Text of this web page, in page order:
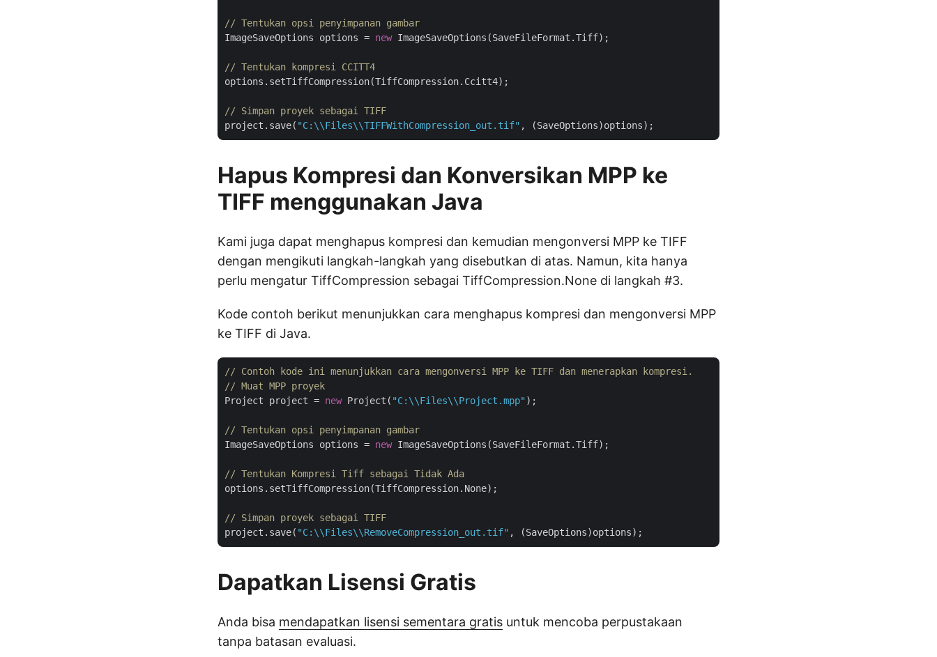
// Tentukan opsi penyimpanan gambar
ImageSaveOptions options = new ImageSaveOptions(SaveFileFormat.Tiff);
// Tentukan kompresi CCITT4
options.setTiffCompression(TiffCompression.Ccitt4);
// Simpan proyek sebagai TIFF
project.save( "C:\\Files\\TIFFWithCompression_out.tif"
Hapus Kompresi dan Konversikan MPP ke
TIFF menggunakan Java
Kami juga dapat menghapus kompresi dan kemudian mengonversi MPP ke TIFF
dengan mengikuti langkah-langkah yang disebutkan di atas. Namun, kita hanya
perlu mengatur TiffCompression sebagai TiffCompression.None di langkah #3.
Kode contoh berikut menunjukkan cara menghapus kompresi dan mengonversi MPP
ke TIFF di Java.
// Contoh kode ini menunjukkan cara mengonversi MPP ke TIFF dan menerapkan kompresi.
// Muat MPP proyek
Project project = new Project( "C:\\Files\\Project.mpp" );
// Tentukan opsi penyimpanan gambar
ImageSaveOptions options = new ImageSaveOptions(SaveFileFormat.Tiff);
// Tentukan Kompresi Tiff sebagai Tidak Ada
options.setTiffCompression(TiffCompression.None);
// Simpan proyek sebagai TIFF
project.save( "C:\\Files\\RemoveCompression_out.tif"
Dapatkan Lisensi Gratis
Anda bisa mendapatkan lisensi sementara gratis untuk mencoba perpustakaan
tanpa batasan evaluasi.